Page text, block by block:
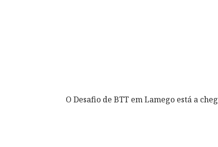
O Desafio de BTT em Lamego está a